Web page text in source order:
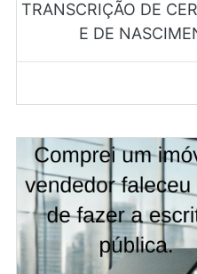
TRANSCRIÇÃO DE
E DE